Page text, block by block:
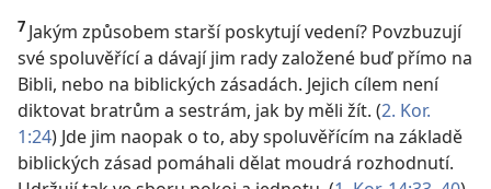
7 Jakým způsobem starší poskytují vedení? Povzbuzují
své spoluvěřící a dávají jim rady založené buď přímo na
Bibli, nebo na biblických zásadách. Jejich cílem není
diktovat bratrům a sestrám, jak by měli žít. (2. Kor.
1:24) Jde jim naopak o to, aby spoluvěřícím na základě
biblických zásad pomáhali dělat moudrá rozhodnutí.